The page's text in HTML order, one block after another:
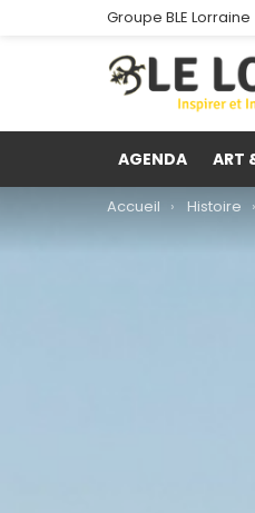
Groupe BLE Lorraine
AGENDA ART
You are here:
Accueil Histoire